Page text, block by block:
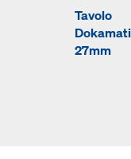
Tavolo
27mm